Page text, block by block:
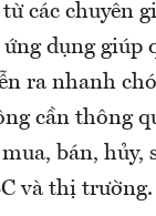
các chuyên
dụng
ra nhanh
cần thông
bán,
và thị trường.